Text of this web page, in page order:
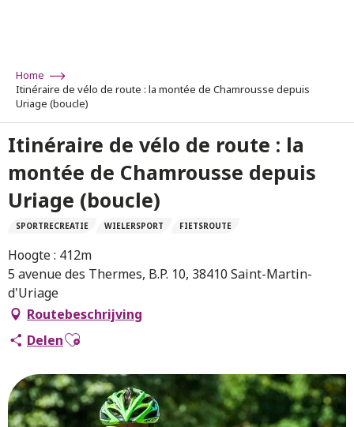
Home
Itinéraire de vélo de route : la montée de Chamrousse depuis
Uriage (boucle)
Itinéraire de vélo de route : la
montée de Chamrousse depuis
Uriage (boucle)
SPORTRECREATIE WIELERSPORT FIETSROUTE
Hoogte : 412m
5 avenue des Thermes, B.P. 10, 38410 Saint-Martin-
d'Uriage
Routebeschrijving
DelenAjouter aux favoris